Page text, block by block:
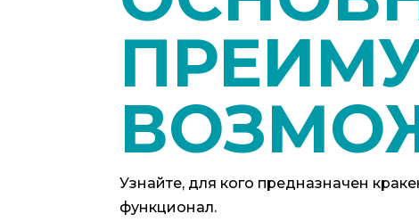
Узнайте, для кого предназначен
функционал.